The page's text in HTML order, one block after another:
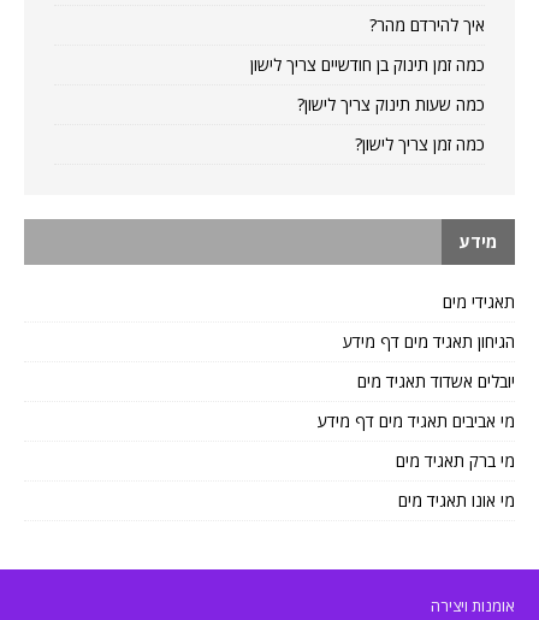
איך להירדם מהר?
כמה זמן תינוק בן חודשיים צריך לישון
כמה שעות תינוק צריך לישון?
כמה זמן צריך לישון?
מידע
תאגידי מים
הגיחון תאגיד מים דף מידע
יובלים אשדוד תאגיד מים
מי אביבים תאגיד מים דף מידע
מי ברק תאגיד מים
מי אונו תאגיד מים
אומנות ויצירה